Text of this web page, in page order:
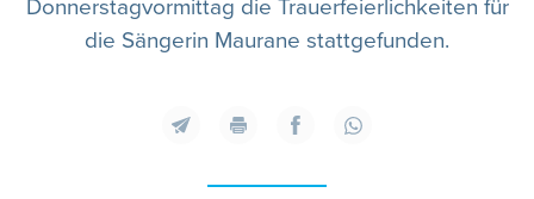
Donnerstagvormittag die Trauerfeierlichkeiten für
die Sängerin Maurane stattgefunden.